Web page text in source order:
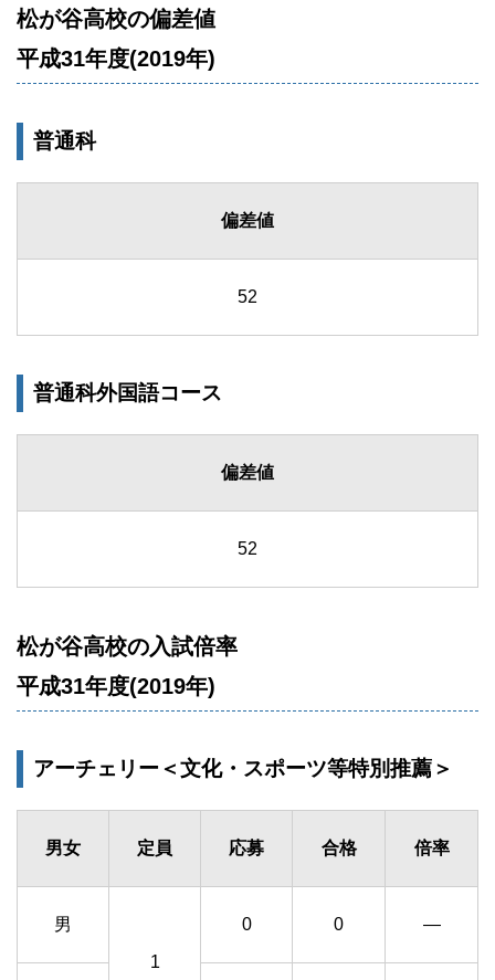
松が谷高校の偏差値
平成31年度(2019年)
普通科
偏差値
52
普通科外国語コース
偏差値
52
松が谷高校の入試倍率
平成31年度(2019年)
アーチェリー＜文化・スポーツ等特別推薦＞
男女 定員 応募 合格 倍率
男
1
0 0 ―